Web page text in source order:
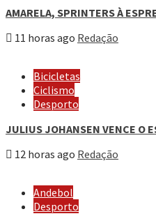
AMARELA, SPRINTERS À
11 horas ago Redação
Bicicletas
Ciclismo
Desporto
JULIUS JOHANSEN VENCE O
12 horas ago Redação
Andebol
Desporto